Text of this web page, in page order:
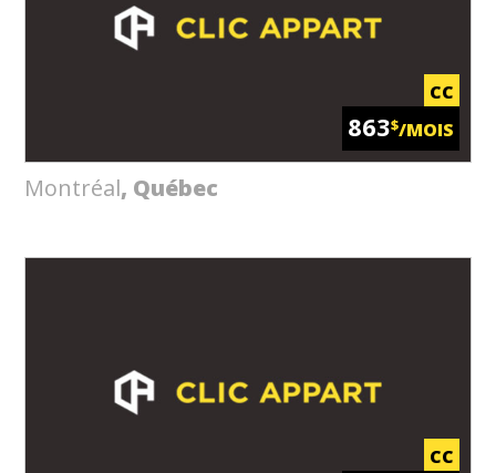
CC
863$/MOIS
Montréal, Québec
CC